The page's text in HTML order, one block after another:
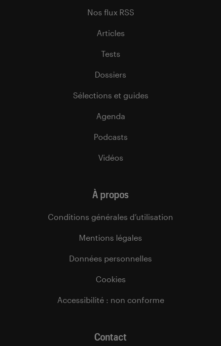
Nos flux RSS
Articles
Tests
Dossiers
Sélections et guides
Agenda
Podcasts
Vidéos
À propos
Conditions générales d’utilisation
Mentions légales
Données personnelles
Cookies
Accessibilité : non conforme
Contact